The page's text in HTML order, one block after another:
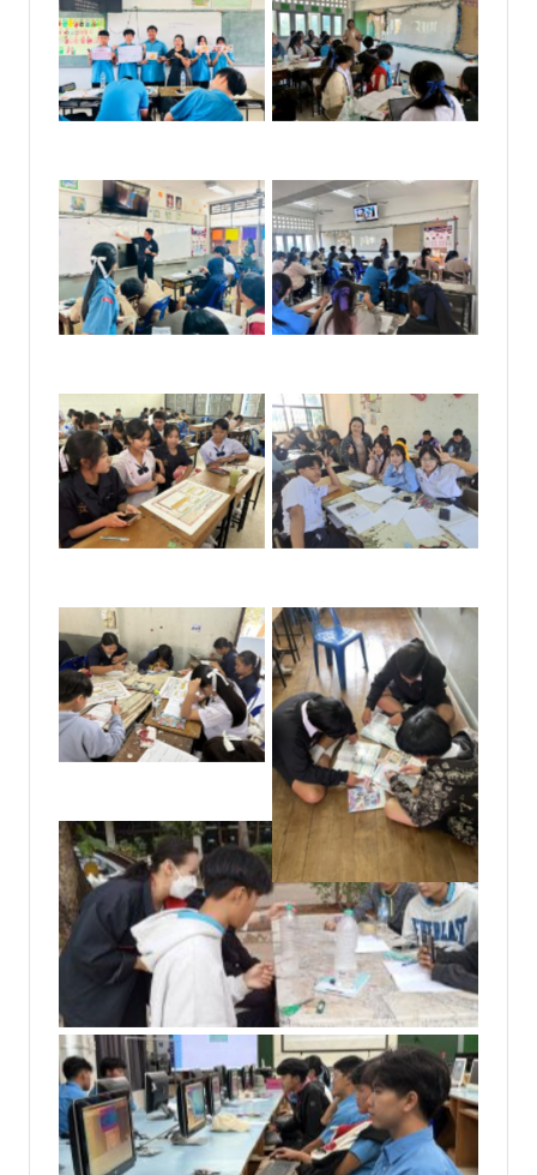
No Caption No Caption
No Caption No Caption
No Caption No Caption
No Caption
No Caption
No Caption
No Caption